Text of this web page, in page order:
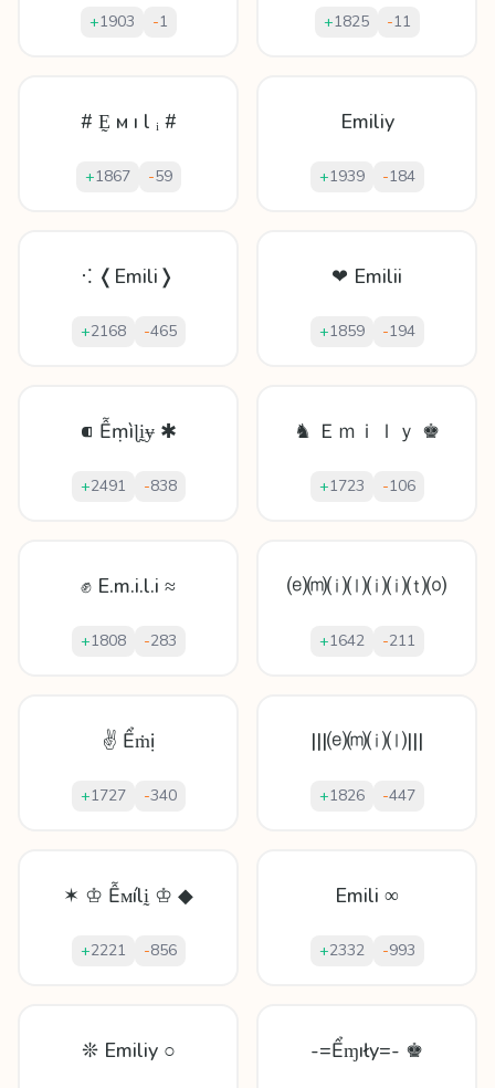
+1903 -1 +1825 -11
# Ḛ м ı l ᵢ #
+1867 -59
Emiliy
+1939 -184
⁖ ❬Emili❭
+2168 -465
❤ Emilii
+1859 -194
⁌ Ễṃìɭḭɏ ✱
+2491 -838
♞ Ｅｍｉｌｙ ♚
+1723 -106
✊ E.m.i.l.i ≈
+1808 -283
⒠⒨⒤⒧⒤⒤⒯⒪
+1642 -211
✌ Ểṁị
+1727 -340
|||⒠⒨⒤⒧|||
+1826 -447
✶ ♔ Ễᴍílḭ ♔ ◆
+2221 -856
Emili ∞
+2332 -993
❊ Emiliy ○ -=Ểɱıły=- ♚